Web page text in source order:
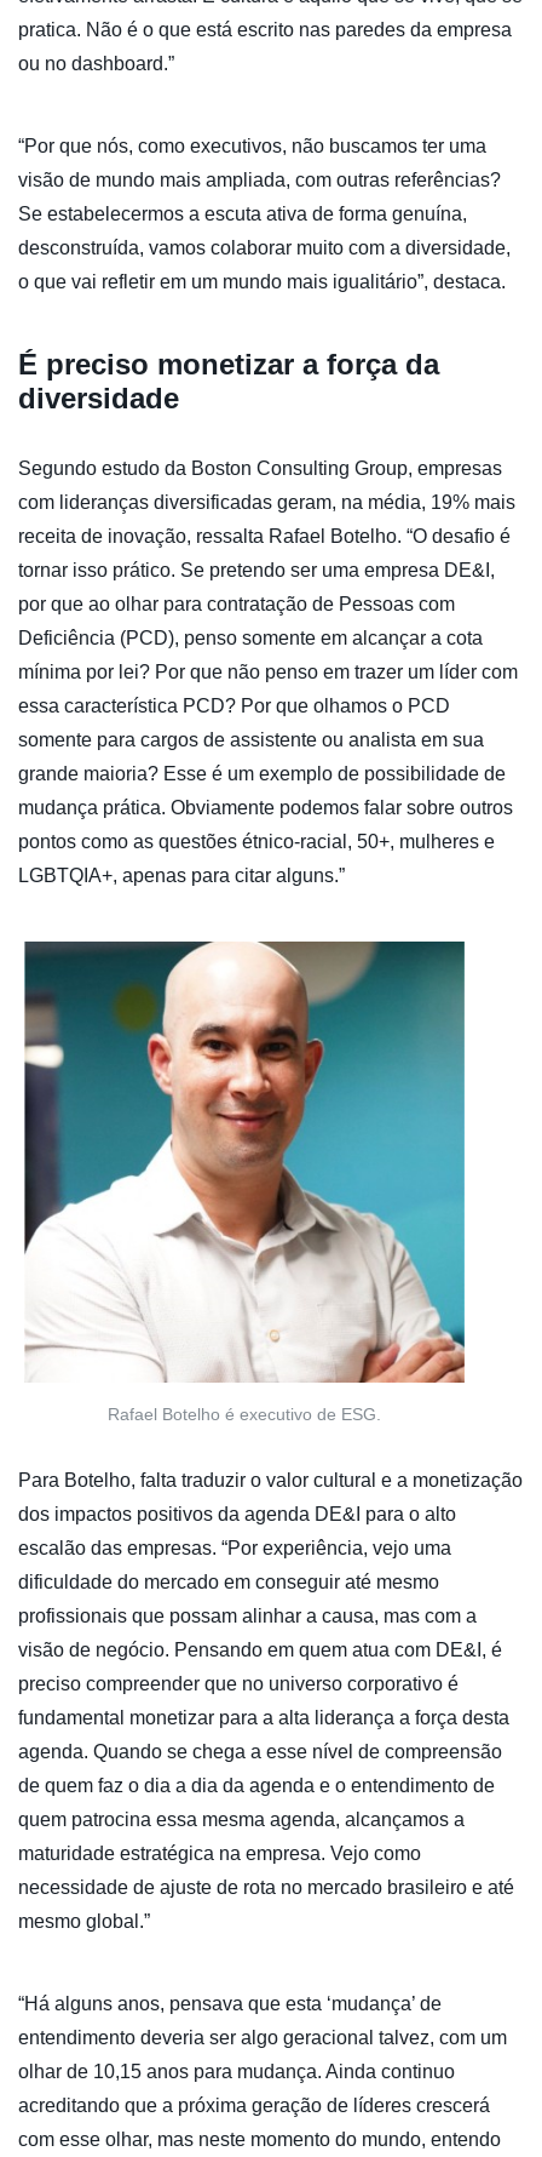
pratica. Não é o que está escrito nas paredes da empresa
ou no dashboard.”
“Por que nós, como executivos, não buscamos ter uma
visão de mundo mais ampliada, com outras referências?
Se estabelecermos a escuta ativa de forma genuína,
desconstruída, vamos colaborar muito com a diversidade,
o que vai refletir em um mundo mais igualitário”, destaca.
É preciso monetizar a força da
diversidade
Segundo estudo da Boston Consulting Group, empresas
com lideranças diversificadas geram, na média, 19% mais
receita de inovação, ressalta Rafael Botelho. “O desafio é
tornar isso prático. Se pretendo ser uma empresa DE&I,
por que ao olhar para contratação de Pessoas com
Deficiência (PCD), penso somente em alcançar a cota
mínima por lei? Por que não penso em trazer um líder com
essa característica PCD? Por que olhamos o PCD
somente para cargos de assistente ou analista em sua
grande maioria? Esse é um exemplo de possibilidade de
mudança prática. Obviamente podemos falar sobre outros
pontos como as questões étnico-racial, 50+, mulheres e
LGBTQIA+, apenas para citar alguns.”
Rafael Botelho é executivo de ESG.
Para Botelho, falta traduzir o valor cultural e a monetização
dos impactos positivos da agenda DE&I para o alto
escalão das empresas. “Por experiência, vejo uma
dificuldade do mercado em conseguir até mesmo
profissionais que possam alinhar a causa, mas com a
visão de negócio. Pensando em quem atua com DE&I, é
preciso compreender que no universo corporativo é
fundamental monetizar para a alta liderança a força desta
agenda. Quando se chega a esse nível de compreensão
de quem faz o dia a dia da agenda e o entendimento de
quem patrocina essa mesma agenda, alcançamos a
maturidade estratégica na empresa. Vejo como
necessidade de ajuste de rota no mercado brasileiro e até
mesmo global.”
“Há alguns anos, pensava que esta ‘mudança’ de
entendimento deveria ser algo geracional talvez, com um
olhar de 10,15 anos para mudança. Ainda continuo
acreditando que a próxima geração de líderes crescerá
com esse olhar, mas neste momento do mundo, entendo